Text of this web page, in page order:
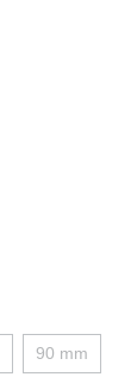
90 mm